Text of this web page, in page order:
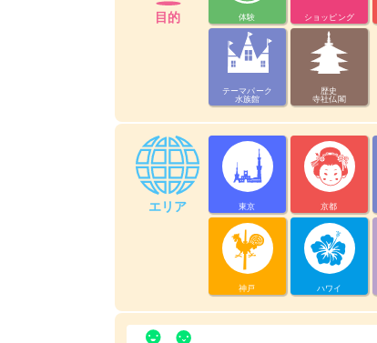
目的 体験 ショッピング
テーマパーク
水族館
歴史
寺社仏閣
エリア 東京 京都
神戸 ハワイ